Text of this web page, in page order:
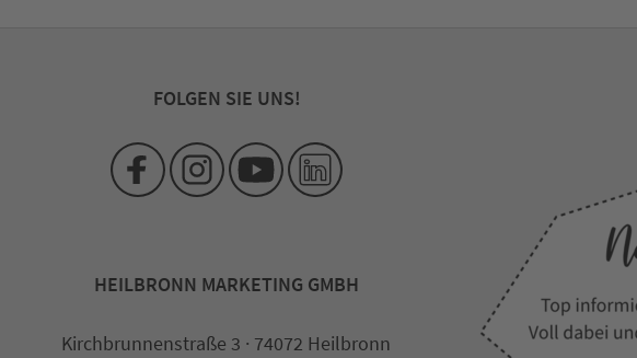
FOLGEN SIE UNS!
HEILBRONN MARKETING GMBH
Kirchbrunnenstraße 3 · 74072 Heilbronn